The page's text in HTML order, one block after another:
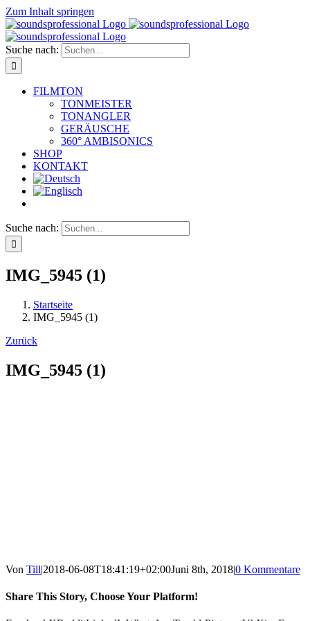
Zum Inhalt springen
Suche nach:
FILMTON
TONMEISTER
TONANGLER
GERÄUSCHE
360° AMBISONICS
SHOP
KONTAKT
Suche nach:
IMG_5945 (1)
Startseite
IMG_5945 (1)
Zurück
IMG_5945 (1)
Von Till|2018-06-08T18:41:19+02:00Juni 8th, 2018|0 Kommentare
Share This Story, Choose Your Platform!